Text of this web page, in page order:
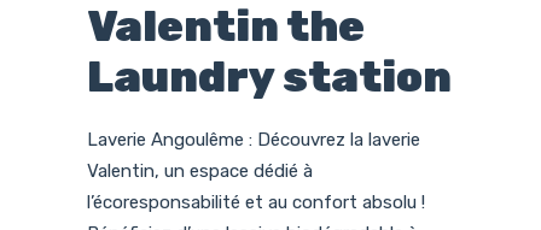
Valentin the
Laundry station
Laverie Angoulême : Découvrez la laverie
Valentin, un espace dédié à
l’écoresponsabilité et au confort absolu !